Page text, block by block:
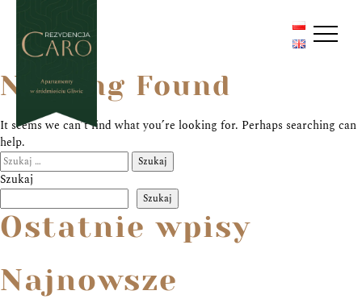
Nothing Found
It seems we can’t find what you’re looking for. Perhaps searching can
help.
Szukaj:
Szukaj
Szukaj
Ostatnie wpisy
Najnowsze